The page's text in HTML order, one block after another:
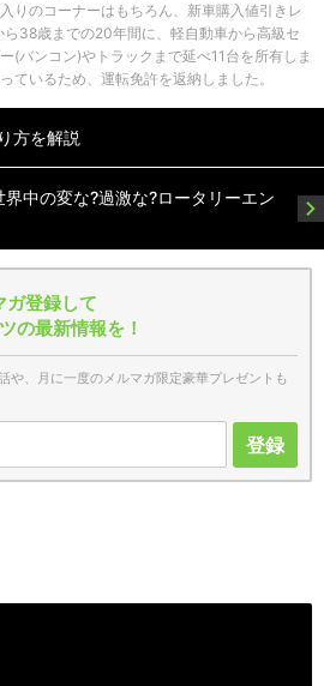
りのコーナーはもちろん、新車購入値引きレ
ら38歳までの20年間に、軽自動車から高級セ
(バンコン)やトラックまで延べ11台を所有しま
ているため、運転免許を返納しました。
方を解説
中の変な?過激な?ロータリーエン
登録して
の最新情報を！
や、月に一度のメルマガ限定豪華プレゼントも
登録